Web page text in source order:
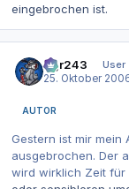
eingebrochen ist.
dgr243
User
25. Oktober
AUTOR
Gestern ist mir mein
ausgebrochen. Der
wird wirklich Zeit für